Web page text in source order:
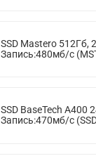
SSD Mastero 512Гб,
Запись:480мб/с
SSD BaseTech A400
Запись:470мб/с